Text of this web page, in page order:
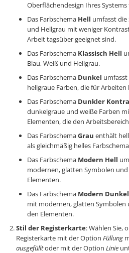
Oberflächendesign Ihres Systems
Das Farbschema Hell umfasst die
und Hellgrau mit weniger
Arbeit tagsüber geeignet sind.
Das Farbschema Klassisch Hell
Blau, Weiß und Hellgrau.
Das Farbschema Dunkel
hellgraue Farben, die für
Das Farbschema Dunkler
dunkelgraue und weiße Farben
Elementen, die den
Das FarbschemaGrau enthält
als gleichmäßig helles
Das Farbschema Modern Hell
modernen, glatten Symbolen
Elementen.
Das Farbschema Modern Dunkel
mit modernen, glatten Symbolen
den Elementen.
Stil der Registerkarte: Wählen Sie,
Registerkarte mit der Option Füllung
ausgefülltoder mit der Option Linie